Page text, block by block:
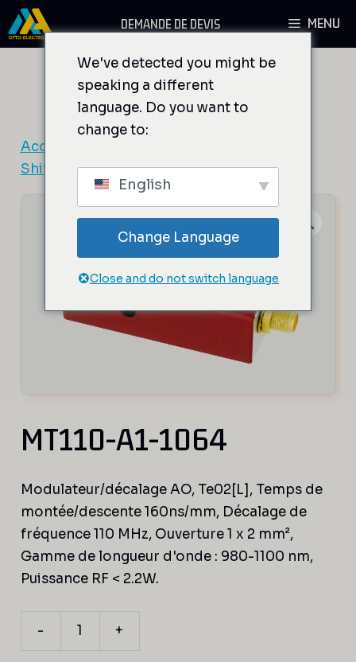
Aller
au
MENU
DEMANDE DE DEVIS
Accueil
Shifters de fréquence fixe/ MT110-A1-1064
MT110-A1-1064
Modulateur/décalage AO, Te02[L], Temps de
montée/descente 160ns/mm, Décalage de
fréquence 110 MHz, Ouverture 1 x 2 mm²,
Gamme de longueur d'onde : 980-1100 nm,
Puissance RF < 2.2W.
- +
We've detected you might be
speaking a different
language. Do you want to
change to:
English
Change Language
Close and do not switch language